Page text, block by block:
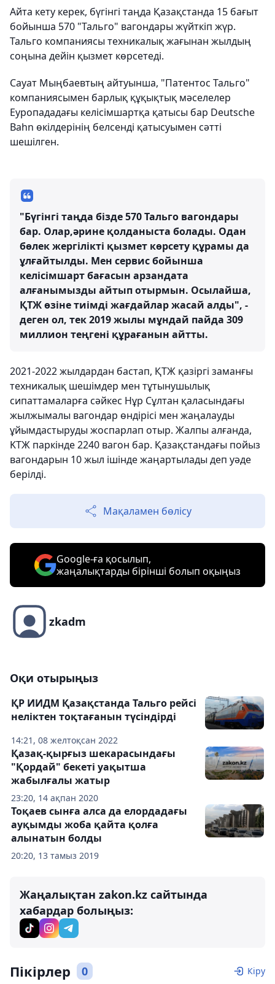
Айта кету керек, бүгінгі таңда Қазақстанда 15 бағыт
бойынша 570 "Тальго" вагондары жүйткіп жүр.
Тальго компаниясы техникалық жағынан жылдың
соңына дейін қызмет көрсетеді.
Сауат Мыңбаевтың айтуынша, "Патентос Тальго"
компаниясымен барлық құқықтық мәселелер
Еуропададағы келісімшартқа қатысы бар Deutsche
Bahn өкілдерінің белсенді қатысуымен сәтті
шешілген.
"Бүгінгі таңда бізде 570 Тальго вагондары
бар. Олар,әрине қолданыста болады. Одан
бөлек жергілікті қызмет көрсету құрамы да
ұлғайтылды. Мен сервис бойынша
келісімшарт бағасын арзандата
алғанымызды айтып отырмын. Осылайша,
ҚТЖ өзіне тиімді жағдайлар жасай алды", -
деген ол, тек 2019 жылы мұндай пайда 309
миллион теңгені құрағанын айтты.
2021-2022 жылдардан бастап, ҚТЖ қазіргі заманғы
техникалық шешімдер мен тұтынушылық
сипаттамаларға сәйкес Нұр Сұлтан қаласындағы
жылжымалы вагондар өндірісі мен жаңалауды
ұйымдастыруды жоспарлап отыр. Жалпы алғанда,
KTЖ паркінде 2240 вагон бар. Қазақстандағы пойыз
вагондарын 10 жыл ішінде жаңартылады деп уәде
берілді.
Мақаламен бөлісу
Google-ға қосылып,
жаңалықтарды бірінші болып оқыңыз
zkadm
Оқи отырыңыз
14:21, 08 желтоқсан 2022
ҚР ИИДМ Қазақстанда Тальго рейсі
неліктен тоқтағанын түсіндірді
23:20, 14 ақпан 2020
Қазақ-қырғыз шекарасындағы
"Қордай" бекеті уақытша
жабылғалы жатыр
20:20, 13 тамыз 2019
Тоқаев сынға алса да елордадағы
ауқымды жоба қайта қолға
алынатын болды
Жаңалықтан zakon.kz сайтында
хабардар болыңыз:
Пікірлер 0 Кіру